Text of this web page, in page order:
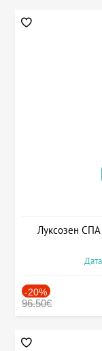
Луксозен
-20%
96.50€